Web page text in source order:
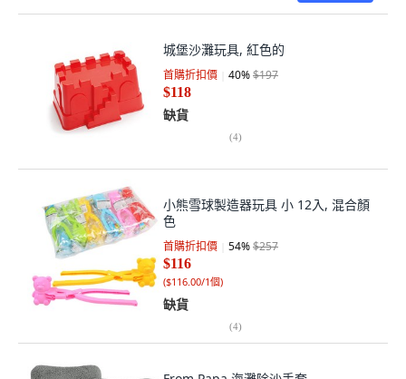
城堡沙灘玩具, 紅色的
首購折扣價 40%$197
$118
缺貨
(4)
小熊雪球製造器玩具 小 12入, 混合顏
色
首購折扣價 54%$257
$116
($116.00/1個)
缺貨
(4)